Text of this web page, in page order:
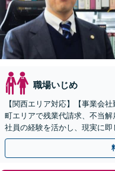
職場いじめ
【関西エリア対応】【事業会
町エリアで残業代請求、不当
社員の経験を活かし、現実に
使双方に対応】【Web面談OK